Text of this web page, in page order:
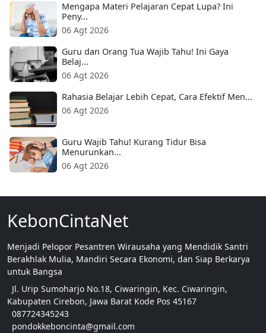
Mengapa Materi Pelajaran Cepat Lupa? Ini
Peny...
06 Agt 2026
Guru dan Orang Tua Wajib Tahu! Ini Gaya
Belaj...
06 Agt 2026
Rahasia Belajar Lebih Cepat, Cara Efektif Men...
06 Agt 2026
Guru Wajib Tahu! Kurang Tidur Bisa
Menurunkan...
06 Agt 2026
KebonCintaNet
Menjadi Pelopor Pesantren Wirausaha yang Mendidik Santri
Berakhlak Mulia, Mandiri Secara Ekonomi, dan Siap Berkarya
untuk Bangsa
Jl. Urip Sumoharjo No.18, Ciwaringin, Kec. Ciwaringin,
Kabupaten Cirebon, Jawa Barat Kode Pos 45167
087724345243
pondokkeboncinta@gmail.com